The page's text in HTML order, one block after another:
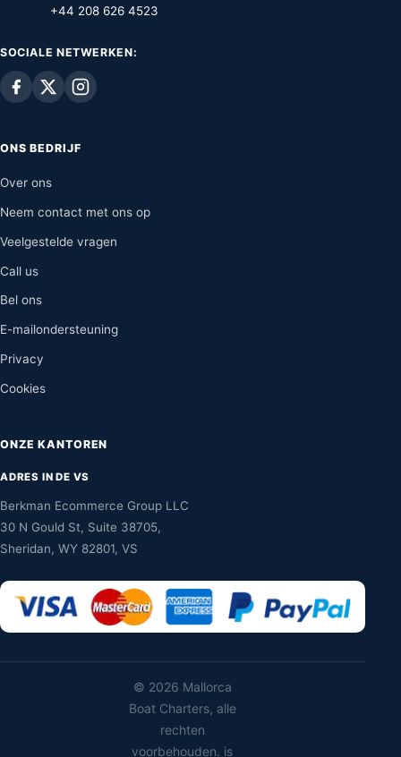
+44 208 626 4523
SOCIALE NETWERKEN:
ONS BEDRIJF
Over ons
Neem contact met ons op
Veelgestelde vragen
Call us
Bel ons
E-mailondersteuning
Privacy
Cookies
ONZE KANTOREN
ADRES IN DE VS
Berkman Ecommerce Group LLC
30 N Gould St, Suite 38705,
Sheridan, WY 82801, VS
© 2026 Mallorca
Boat Charters, alle
rechten
voorbehouden. is